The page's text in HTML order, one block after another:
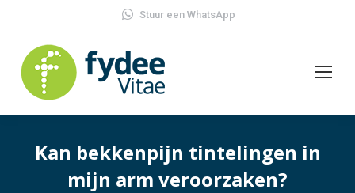
Stuur een WhatsApp
Kan bekkenpijn tintelingen in
mijn arm veroorzaken?